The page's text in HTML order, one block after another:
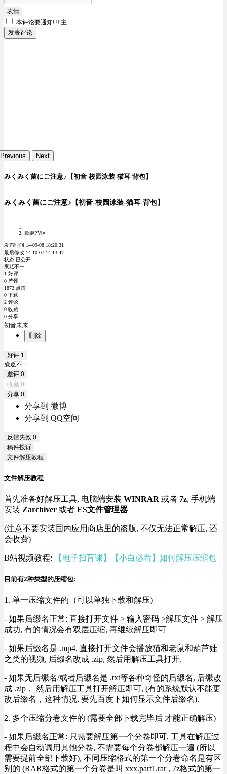
表情
本评论要通知UP主
发表评论
Previous Next
みくみく菌にご注意♪【初音-校园泳装-猫耳-背包】
みくみく菌にご注意♪【初音-校园泳装-猫耳-背包】
歌姬PV区
发布时间 14-09-08 18:20:31
最后修改 14-10-07 14:13:47
状态 已公开
褒贬不一
1 好评
0 差评
1872 点击
0 下载
2 评论
0 收藏
0 分享
初音未来
删除
好评 1
褒贬不一
差评 0
收藏 0
分享 0
分享到 微博
分享到 QQ空间
反馈失效 0
稿件投诉
文件解压教程
文件解压教程
首先准备好解压工具, 电脑端安装 WINRAR 或者 7z, 手机端
安装 Zarchiver 或者 ES文件管理器
(注意不要安装国内应用商店里的盗版, 不仅无法正常解压, 还
会收费)
B站视频教程: 【电子扫盲课】【小白必看】如何解压压缩包
目前有2种类型的压缩包:
1. 单一压缩文件的（可以单独下载和解压)
- 如果后缀名正常: 直接打开文件 > 输入密码 >解压文件 > 解压
成功, 有的情况会有双层压缩, 再继续解压即可
- 如果后缀名是 .mp4, 直接打开文件会播放猫和老鼠和葫芦娃
之类的视频, 后缀名改成 .zip, 然后用解压工具打开.
- 如果无后缀名/或者后缀名是 .txt等各种奇怪的后缀名, 后缀改
成 .zip， 然后用解压工具打开解压即可, (有的系统默认不能更
改后缀名，这种情况, 要先百度下如何显示文件后缀名).
2. 多个压缩分卷文件的 (需要全部下载完毕后 才能正确解压)
- 如果后缀名正常: 只需要解压第一个分卷即可, 工具在解压过
程中会自动调用其他分卷, 不需要每个分卷都解压一遍 (所以
需要提前全部下载好), 不同压缩格式的第一个分卷命名是有区
别的 (RAR格式的第一个分卷是叫 xxx.part1.rar , 7z格式的第一